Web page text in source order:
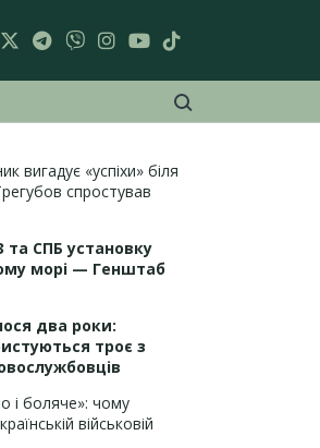
вигадує «успіхи» біля
спростував
СПБ установку
морі — Генштаб
два роки:
троє з
і боляче»: чому
військовій